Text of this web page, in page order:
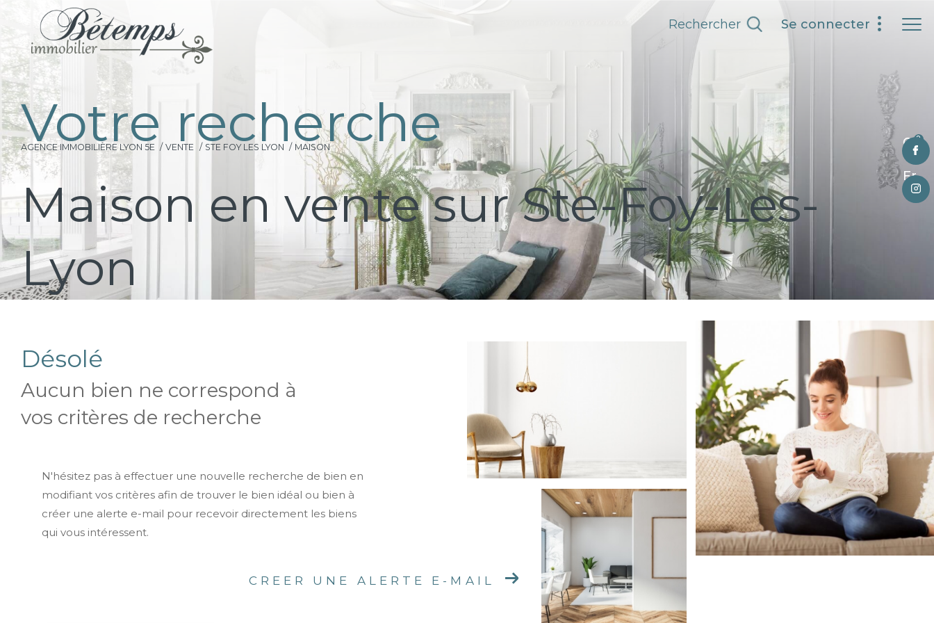
Fr
0
Rechercher Se connecter
Votre recherche
AGENCE IMMOBILIÈRE LYON 5E VENTE STE FOY LES LYON MAISON
Maison en vente sur Ste-Foy-Les-
Lyon
Désolé
Aucun bien ne correspond à
vos critères de recherche
N'hésitez pas à effectuer une nouvelle recherche de bien en
modifiant vos critères afin de trouver le bien idéal ou bien à
créer une alerte e-mail pour recevoir directement les biens
qui vous intéressent.
CREER UNE ALERTE E-MAIL